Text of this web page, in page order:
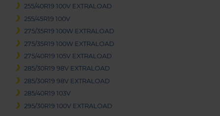
255/40R19 100V EXTRALOAD
255/45R19 100V
275/35R19 100W EXTRALOAD
275/35R19 100W EXTRALOAD
275/40R19 105V EXTRALOAD
285/30R19 98V EXTRALOAD
285/30R19 98V EXTRALOAD
285/40R19 103V
295/30R19 100V EXTRALOAD